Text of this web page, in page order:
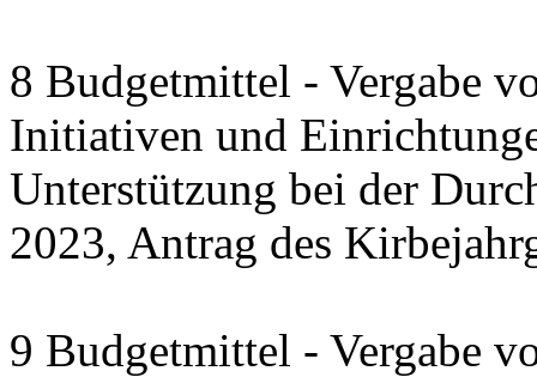
8 Budgetmittel - Vergabe
Initiativen und
Unterstützung bei der
2023, Antrag des
9 Budgetmittel - Vergabe